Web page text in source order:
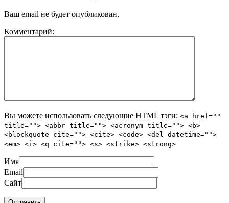
Ваш email не будет опубликован.
Комментарий:
Вы можете использовать следующие HTML тэги: <a href=""
title=""> <abbr title=""> <acronym title=""> <b>
<blockquote cite=""> <cite> <code> <del datetime="">
<em> <i> <q cite=""> <s> <strike> <strong>
Имя
Email
Сайт